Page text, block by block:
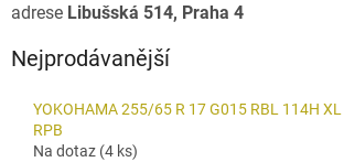
adrese Libušská 514, Praha 4
Nejprodávanější
YOKOHAMA 255/65 R 17 G015 RBL 114H XL
RPB
Na dotaz (4 ks)